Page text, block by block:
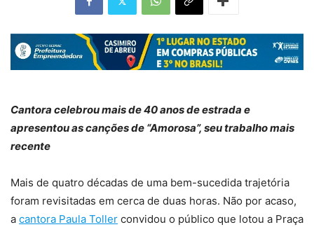
Cantora celebrou mais de 40 anos de estrada e
apresentou as canções de “Amorosa”, seu trabalho mais
recente
Mais de quatro décadas de uma bem-sucedida trajetória
foram revisitadas em cerca de duas horas. Não por acaso,
a cantora Paula Toller convidou o público que lotou a Praça